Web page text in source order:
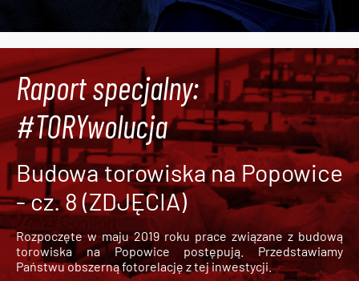
Raport specjalny:
#TORYwolucja
Budowa torowiska na Popowice
- cz. 8 (ZDJĘCIA)
Rozpoczęte w maju 2019 roku prace związane z budową
torowiska na Popowice
postępują. Przedstawiamy
Państwu obszerną fotorelację z tej inwestycji.